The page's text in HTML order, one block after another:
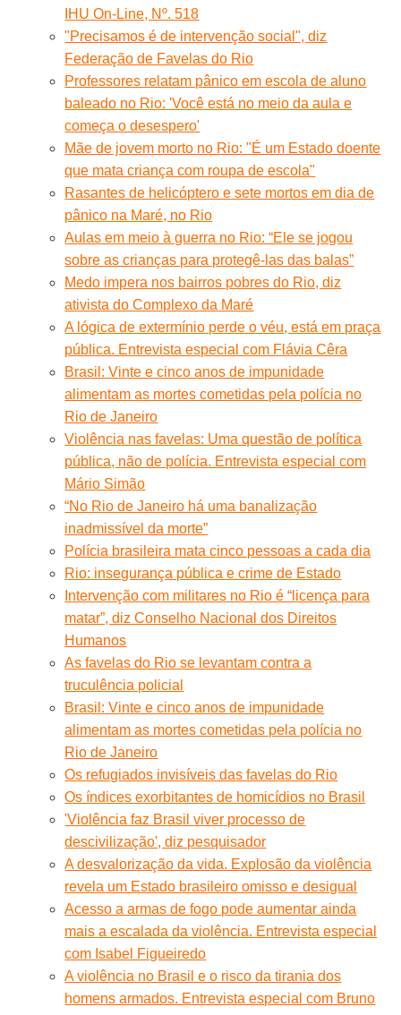
IHU On-Line, Nº. 518
"Precisamos é de intervenção social", diz
Federação de Favelas do Rio
Professores relatam pânico em escola de aluno
baleado no Rio: 'Você está no meio da aula e
começa o desespero'
Mãe de jovem morto no Rio: "É um Estado doente
que mata criança com roupa de escola"
Rasantes de helicóptero e sete mortos em dia de
pânico na Maré, no Rio
Aulas em meio à guerra no Rio: “Ele se jogou
sobre as crianças para protegê-las das balas”
Medo impera nos bairros pobres do Rio, diz
ativista do Complexo da Maré
A lógica de extermínio perde o véu, está em praça
pública. Entrevista especial com Flávia Cêra
Brasil: Vinte e cinco anos de impunidade
alimentam as mortes cometidas pela polícia no
Rio de Janeiro
Violência nas favelas: Uma questão de política
pública, não de polícia. Entrevista especial com
Mário Simão
“No Rio de Janeiro há uma banalização
inadmissível da morte”
Polícia brasileira mata cinco pessoas a cada dia
Rio: insegurança pública e crime de Estado
Intervenção com militares no Rio é “licença para
matar”, diz Conselho Nacional dos Direitos
Humanos
As favelas do Rio se levantam contra a
truculência policial
Brasil: Vinte e cinco anos de impunidade
alimentam as mortes cometidas pela polícia no
Rio de Janeiro
Os refugiados invisíveis das favelas do Rio
Os índices exorbitantes de homicídios no Brasil
'Violência faz Brasil viver processo de
descivilização', diz pesquisador
A desvalorização da vida. Explosão da violência
revela um Estado brasileiro omisso e desigual
Acesso a armas de fogo pode aumentar ainda
mais a escalada da violência. Entrevista especial
com Isabel Figueiredo
A violência no Brasil e o risco da tirania dos
homens armados. Entrevista especial com Bruno